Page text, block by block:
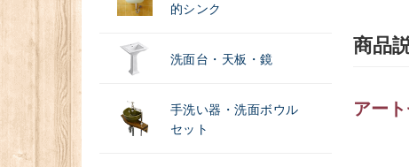
的シンク
洗面台・天板・鏡
手洗い器・洗面ボウル
セット
商品
アー